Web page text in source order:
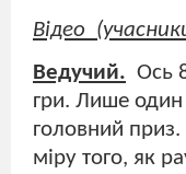
Відео
Ведучий. Ось
гри. Лише
головний приз.
міру того, як